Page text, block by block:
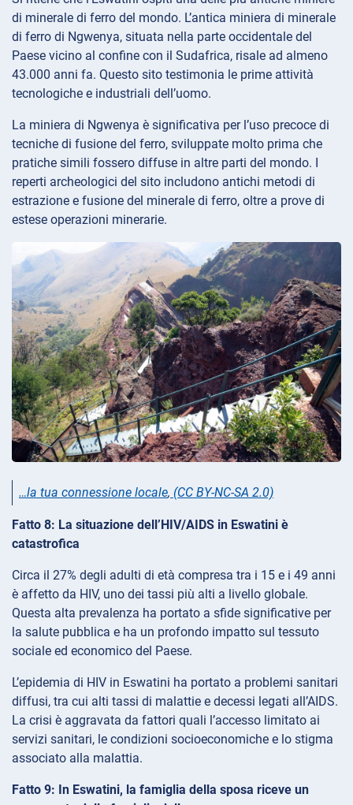
di minerale di ferro del mondo. L’antica miniera di minerale
di ferro di Ngwenya, situata nella parte occidentale del
Paese vicino al confine con il Sudafrica, risale ad almeno
43.000 anni fa. Questo sito testimonia le prime attività
tecnologiche e industriali dell’uomo.
La miniera di Ngwenya è significativa per l’uso precoce di
tecniche di fusione del ferro, sviluppate molto prima che
pratiche simili fossero diffuse in altre parti del mondo. I
reperti archeologici del sito includono antichi metodi di
estrazione e fusione del minerale di ferro, oltre a prove di
estese operazioni minerarie.
…la tua connessione locale, (CC BY-NC-SA 2.0)
Fatto 8: La situazione dell’HIV/AIDS in Eswatini è
catastrofica
Circa il 27% degli adulti di età compresa tra i 15 e i 49 anni
è affetto da HIV, uno dei tassi più alti a livello globale.
Questa alta prevalenza ha portato a sfide significative per
la salute pubblica e ha un profondo impatto sul tessuto
sociale ed economico del Paese.
L’epidemia di HIV in Eswatini ha portato a problemi sanitari
diffusi, tra cui alti tassi di malattie e decessi legati all’AIDS.
La crisi è aggravata da fattori quali l’accesso limitato ai
servizi sanitari, le condizioni socioeconomiche e lo stigma
associato alla malattia.
Fatto 9: In Eswatini, la famiglia della sposa riceve un